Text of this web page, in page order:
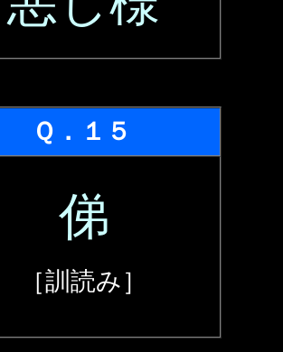
Ｑ．１５
俤
［訓読み］